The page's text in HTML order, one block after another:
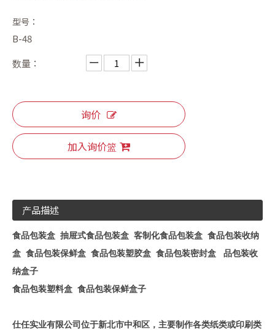
型号：
B-48
数量：
询价
加入询价篮
产品描述
食品包装盒 抽屉式食品包装盒 客制化食品包装盒 食品包装收纳
盒 食品包装保鲜盒 食品包装塑胶盒 食品包装密封盒 品包装收
纳盒子
食品包装塑料盒 食品包装保鲜盒子
仕任实业有限公司位于新北市中和区，主要制作各类纸类或印刷类